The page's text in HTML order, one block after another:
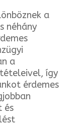
a
néhány
a
így
érdemes
és